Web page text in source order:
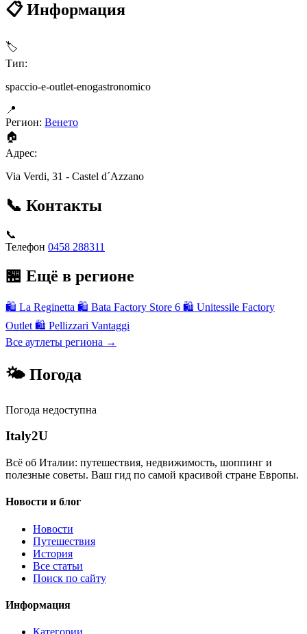
📋 Информация
🏷
Тип:
spaccio-e-outlet-enogastronomico
📍
Регион: Венето
🏠
Адрес:
Via Verdi, 31 - Castel d´Azzano
📞 Контакты
📞
Телефон 0458 288311
🏪 Ещё в регионе
🛍 La Reginetta 🛍 Bata Factory Store 6 🛍 Unitessile Factory
Outlet 🛍 Pellizzari Vantaggi
Все аутлеты региона →
🌤 Погода
Погода недоступна
Italy2U
Всё об Италии: путешествия, недвижимость, шоппинг и
полезные советы. Ваш гид по самой красивой стране Европы.
Новости и блог
Новости
Путешествия
История
Все статьи
Поиск по сайту
Информация